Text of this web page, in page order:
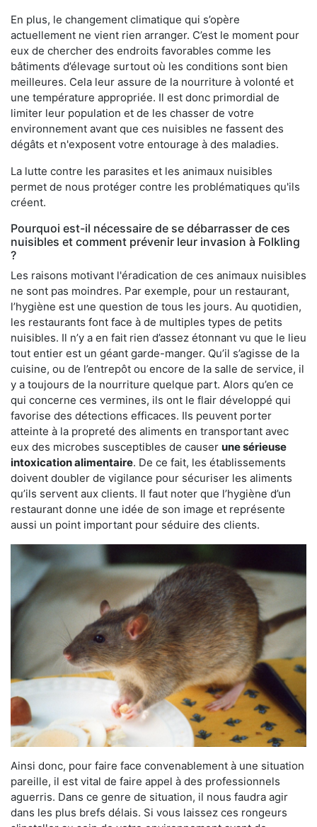
En plus, le changement climatique qui s’opère
actuellement ne vient rien arranger. C’est le moment pour
eux de chercher des endroits favorables comme les
bâtiments d’élevage surtout où les conditions sont bien
meilleures. Cela leur assure de la nourriture à volonté et
une température appropriée. Il est donc primordial de
limiter leur population et de les chasser de votre
environnement avant que ces nuisibles ne fassent des
dégâts et n'exposent votre entourage à des maladies.
La lutte contre les parasites et les animaux nuisibles
permet de nous protéger contre les problématiques qu'ils
créent.
Pourquoi est-il nécessaire de se débarrasser de ces
nuisibles et comment prévenir leur invasion à Folkling
?
Les raisons motivant l'éradication de ces animaux nuisibles
ne sont pas moindres. Par exemple, pour un restaurant,
l’hygiène est une question de tous les jours. Au quotidien,
les restaurants font face à de multiples types de petits
nuisibles. Il n’y a en fait rien d’assez étonnant vu que le lieu
tout entier est un géant garde-manger. Qu’il s’agisse de la
cuisine, ou de l’entrepôt ou encore de la salle de service, il
y a toujours de la nourriture quelque part. Alors qu’en ce
qui concerne ces vermines, ils ont le flair développé qui
favorise des détections efficaces. Ils peuvent porter
atteinte à la propreté des aliments en transportant avec
eux des microbes susceptibles de causer une sérieuse
intoxication alimentaire. De ce fait, les établissements
doivent doubler de vigilance pour sécuriser les aliments
qu’ils servent aux clients. Il faut noter que l’hygiène d’un
restaurant donne une idée de son image et représente
aussi un point important pour séduire des clients.
Ainsi donc, pour faire face convenablement à une situation
pareille, il est vital de faire appel à des professionnels
aguerris. Dans ce genre de situation, il nous faudra agir
dans les plus brefs délais. Si vous laissez ces rongeurs